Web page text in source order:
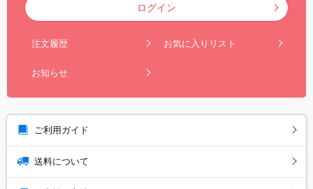
ログイン
注文履歴 お気に入りリスト
お知らせ
ご利用ガイド
送料について